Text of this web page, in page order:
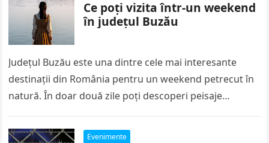
Ce poți vizita într-un weekend
în județul Buzău
Județul Buzău este una dintre cele mai interesante
destinații din România pentru un weekend petrecut în
natură. În doar două zile poți descoperi peisaje
Evenimente